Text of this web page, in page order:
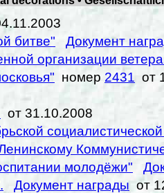
битве"
Документ
организации
номер 2431 от
от 31.10.2008
молодёжи"
Документ награды от